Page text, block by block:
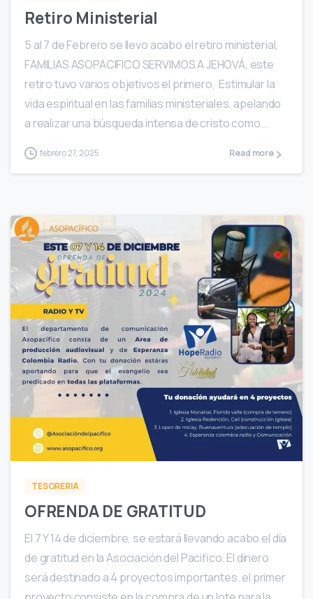
Retiro Ministerial
5 al 7 de Febrero se llevo acabo el retiro ministerial,
FAMILIAS ASOPACIFICO SERVIMOS A JEHOVÁ, este
retiro tuvo varios objetivos el primero, Estimular la
vida espiritual en las familias ministeriales, apelando
a realizar una búsqueda intensa de cristo como...
febrero 27, 2025 Read more
0
TESORERIA
OFRENDA DE GRATITUD
El 7 Y 14 de diciembre, se estará llevando acabo el día
de gratitud en la Asociación del Pacifico. El dinero
será destinado a 4 proyectos importantes. el primer